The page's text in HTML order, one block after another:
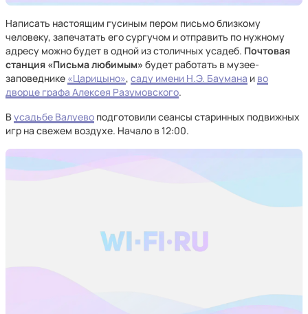
Написать настоящим гусиным пером письмо близкому
человеку, запечатать его сургучом и отправить по нужному
адресу можно будет в одной из столичных усадеб. Почтовая
станция «Письма любимым» будет работать в музее-
заповеднике «Царицыно», саду имени Н.Э. Баумана и во
дворце графа Алексея Разумовского.
Вусадьбе Валуево подготовили сеансы старинных подвижных
игр на свежем воздухе. Начало в 12:00.